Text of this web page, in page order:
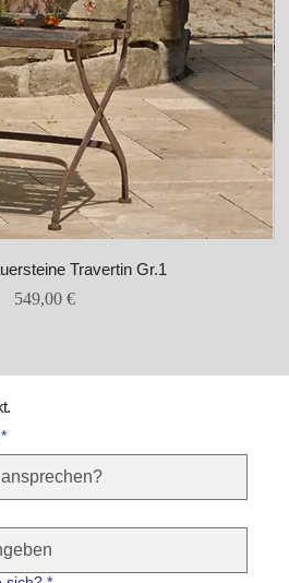
Travertin Gr.1
Preis
549,00 €